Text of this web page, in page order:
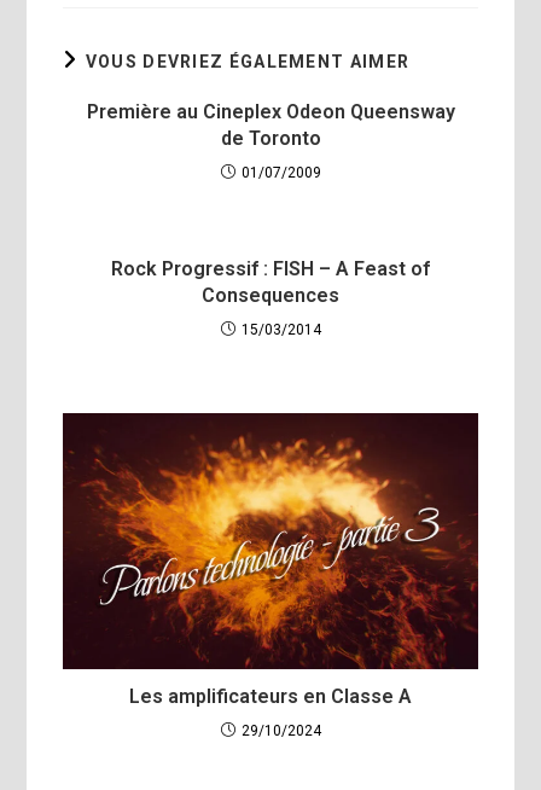
VOUS DEVRIEZ ÉGALEMENT AIMER
Première au Cineplex Odeon Queensway
de Toronto
01/07/2009
Rock Progressif : FISH – A Feast of
Consequences
15/03/2014
Les amplificateurs en Classe A
29/10/2024